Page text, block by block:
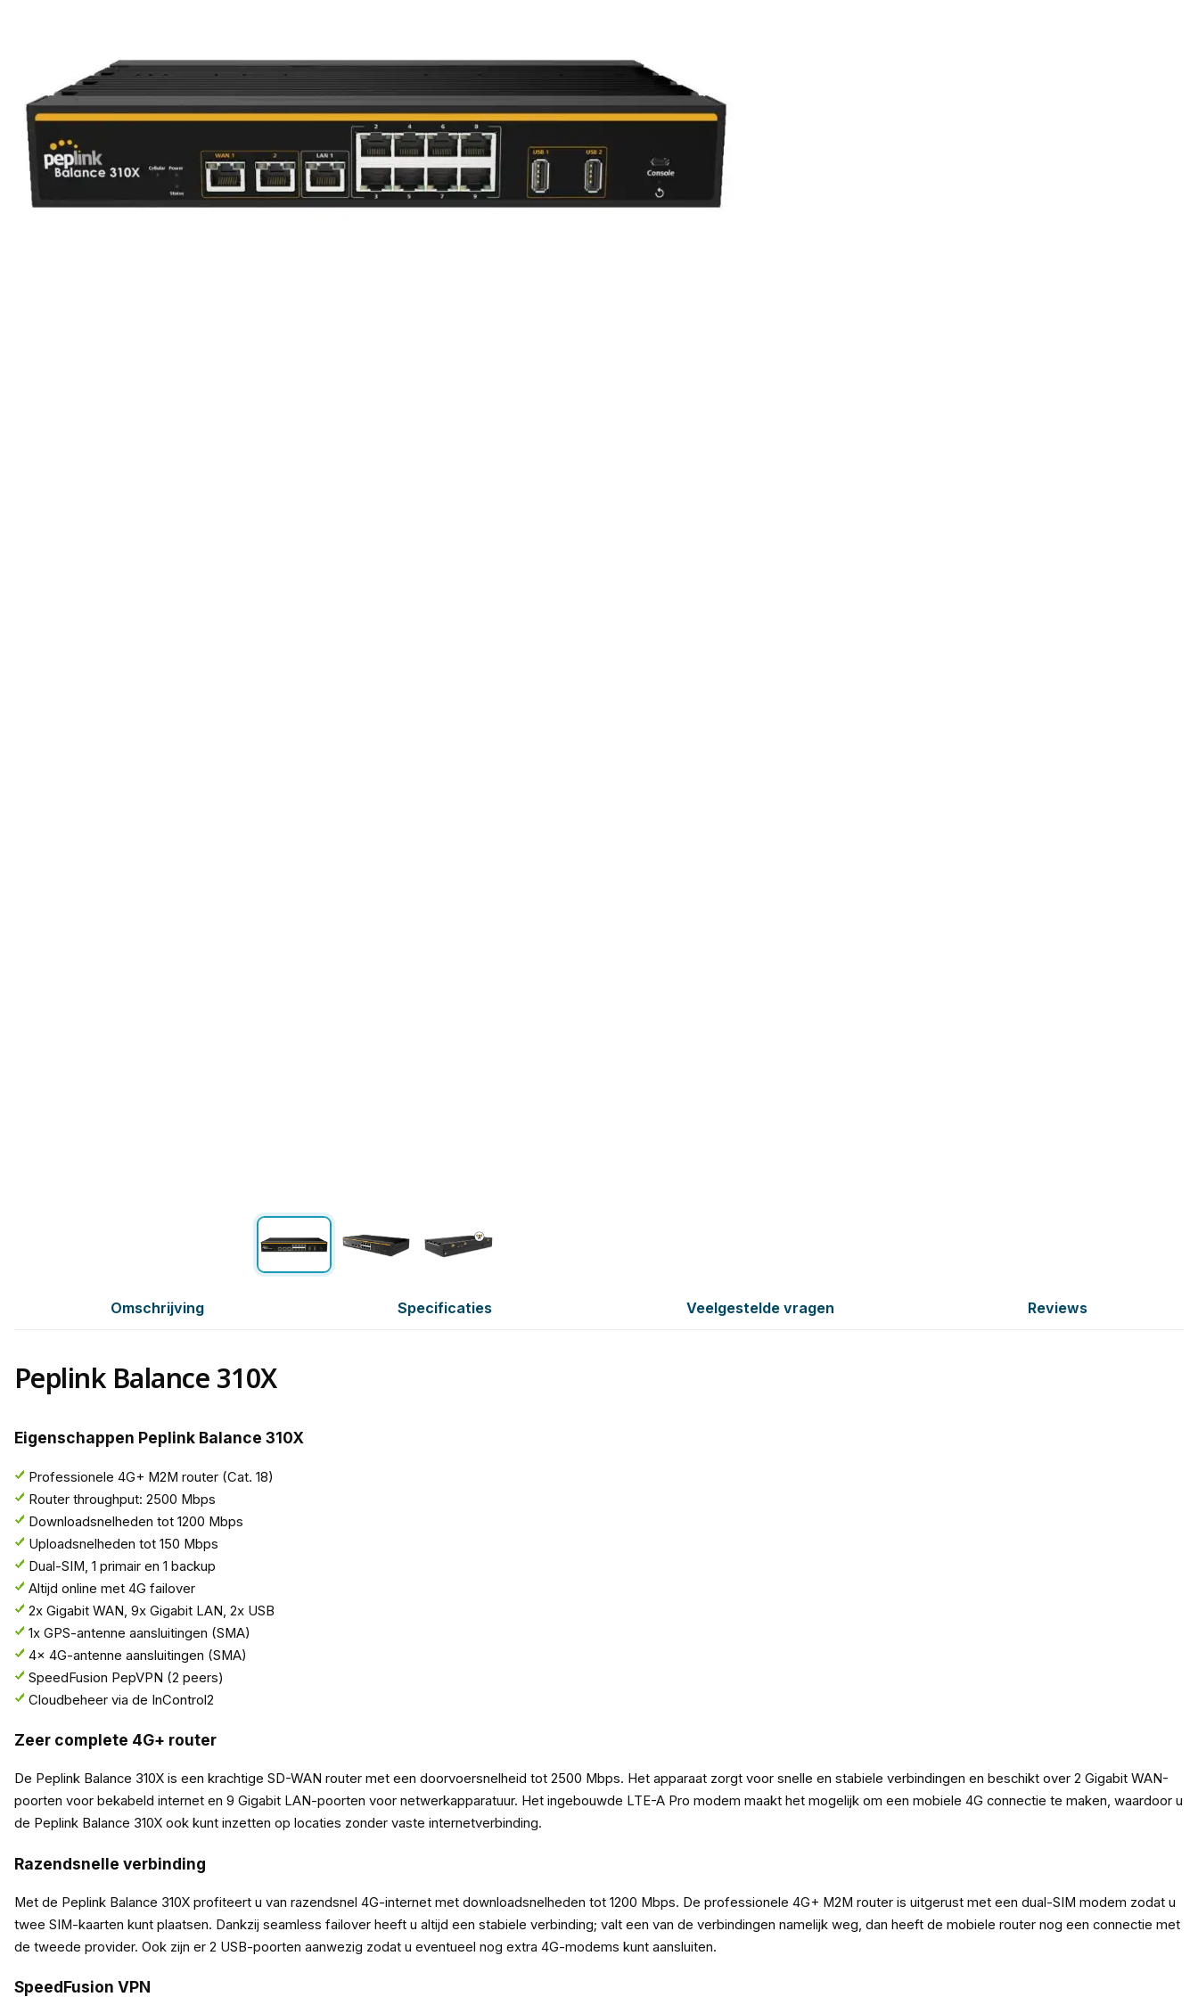
Omschrijving Specificaties Veelgestelde vragen Reviews
Peplink Balance 310X
Eigenschappen Peplink Balance 310X
Professionele 4G+ M2M router (Cat. 18)
Router throughput: 2500 Mbps
Downloadsnelheden tot 1200 Mbps
Uploadsnelheden tot 150 Mbps
Dual-SIM, 1 primair en 1 backup
Altijd online met 4G failover
2x Gigabit WAN, 9x Gigabit LAN, 2x USB
1x GPS-antenne aansluitingen (SMA)
4x 4G-antenne aansluitingen (SMA)
SpeedFusion PepVPN (2 peers)
Cloudbeheer via de InControl2
Zeer complete 4G+ router
De Peplink Balance 310X is een krachtige SD-WAN router met een doorvoersnelheid tot 2500 Mbps. Het apparaat zorgt voor snelle en stabiele verbindingen en beschikt over 2 Gigabit WAN-
poorten voor bekabeld internet en 9 Gigabit LAN-poorten voor netwerkapparatuur. Het ingebouwde LTE-A Pro modem maakt het mogelijk om een mobiele 4G connectie te maken, waardoor u
de Peplink Balance 310X ook kunt inzetten op locaties zonder vaste internetverbinding.
Razendsnelle verbinding
Met de Peplink Balance 310X profiteert u van razendsnel 4G-internet met downloadsnelheden tot 1200 Mbps. De professionele 4G+ M2M router is uitgerust met een dual-SIM modem zodat u
twee SIM-kaarten kunt plaatsen. Dankzij seamless failover heeft u altijd een stabiele verbinding; valt een van de verbindingen namelijk weg, dan heeft de mobiele router nog een connectie met
de tweede provider. Ook zijn er 2 USB-poorten aanwezig zodat u eventueel nog extra 4G-modems kunt aansluiten.
SpeedFusion VPN